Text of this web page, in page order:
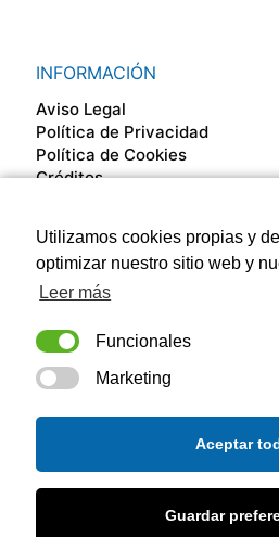
Utilizamos cookies propias y
optimizar nuestro sitio web y
Leer más
Funcionales
Marketing
Aceptar
Guardar
INFORMACIÓN
Aviso Legal
Política de Privacidad
Política de Cookies
Créditos
SÍGUENOS EN